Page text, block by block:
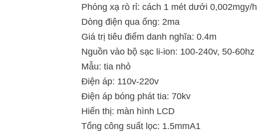
Phóng xạ rò rỉ: cách 1 mét dưới 0,002mgy/h
Dòng điện qua ống: 2ma
Giá trị tiêu điểm danh nghĩa: 0.4m
Nguồn vào bộ sạc li-ion: 100-240v, 50-60hz
Mẫu: tia nhỏ
Điện áp: 110v-220v
Điện áp bóng phát tia: 70kv
Hiển thị: màn hình LCD
Tổng công suất lọc: 1.5mmA1